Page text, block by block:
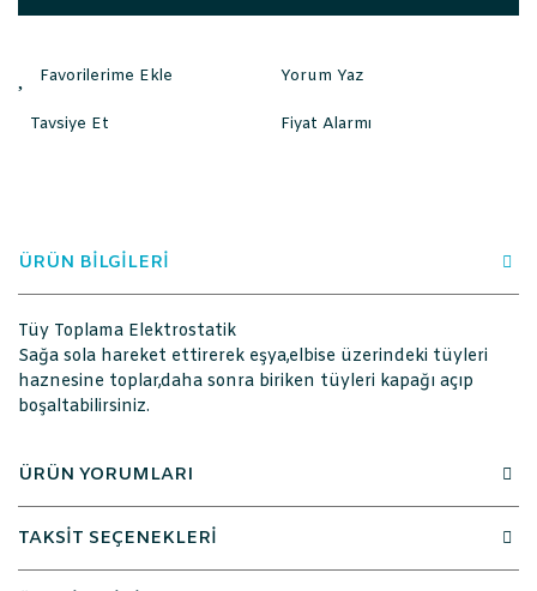
Yorum Yaz
Tavsiye Et Fiyat Alarmı
ÜRÜN BİLGİLERİ
Tüy Toplama Elektrostatik
Sağa sola hareket ettirerek eşya,elbise üzerindeki tüyleri
haznesine toplar,daha sonra biriken tüyleri kapağı açıp
boşaltabilirsiniz.
ÜRÜN YORUMLARI
TAKSİT SEÇENEKLERİ